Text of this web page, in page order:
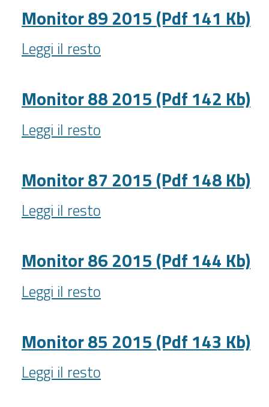
(Pdf
139
Kb)
-
Monitor 89 2015 (Pdf 141 Kb)
Monitor
89
(Pdf
141
Kb)
-
Leggi il resto
Monitor 88 2015 (Pdf 142 Kb)
Monitor
88
(Pdf
142
Kb)
-
Leggi il resto
Monitor 87 2015 (Pdf 148 Kb)
Monitor
87
(Pdf
148
Kb)
-
Leggi il resto
Monitor 86 2015 (Pdf 144 Kb)
Monitor
86
(Pdf
144
Kb)
-
Leggi il resto
Monitor 85 2015 (Pdf 143 Kb)
Monitor
85
Leggi il resto